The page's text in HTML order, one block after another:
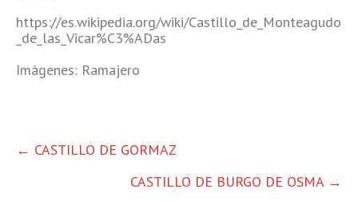
https://es.wikipedia.org/wiki/Castillo_de_Monteagudo
_de_las_Vicar%C3%ADas
Imágenes: Ramajero
OTRAS
ENTRADAS
← CASTILLO DE GORMAZ
CASTILLO DE BURGO DE OSMA →